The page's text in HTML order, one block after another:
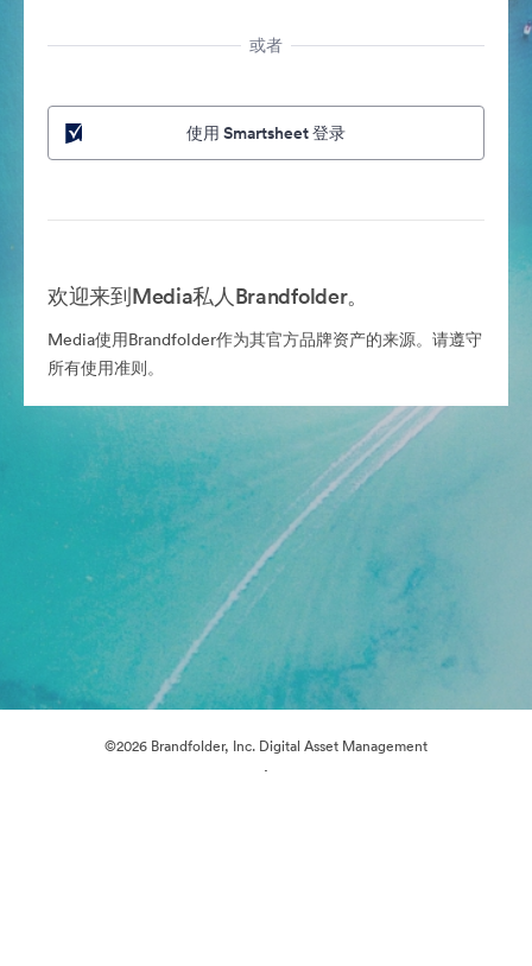
或者
使用 Smartsheet 登录
欢迎来到Media私人Brandfolder。
Media使用Brandfolder作为其官方品牌资产的来源。请遵守
所有使用准则。
©2026 Brandfolder, Inc. Digital Asset Management
·